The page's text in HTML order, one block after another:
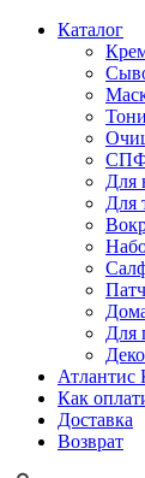
Каталог
СПФ
Для
Для
Для
Атлантис
Как
Доставка
Возврат